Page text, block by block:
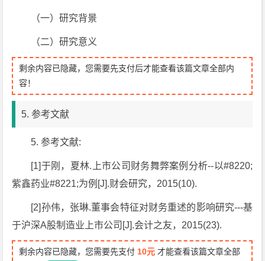
（一）研究背景
（二）研究意义
剩余内容已隐藏，您需要先支付后才能查看该篇文章全部内
容！
5. 参考文献
5. 参考文献:
[1]于刚，夏林.上市公司财务舞弊案例分析--以#8220;
紫鑫药业#8221;为例[J].财会研究，2015(10).
[2]孙伟，张琳.董事会特征对财务重述的影响研究---基
于沪深A股制造业上市公司[J].会计之友，2015(23).
剩余内容已隐藏，您需要先支付 10元 才能查看该篇文章全部